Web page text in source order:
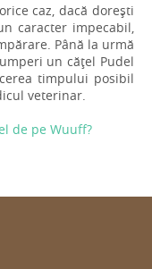
caz, dacă dorești
caracter impecabil,
Până la urmă
un cățel Pudel
timpului posibil
veterinar.
de pe Wuuff?